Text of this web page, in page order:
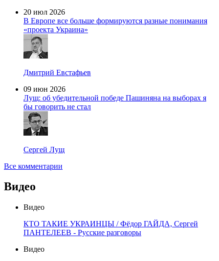
20 июл 2026
В Европе все больше формируются разные понимания
«проекта Украина»
Дмитрий Евстафьев
09 июн 2026
Лущ: об убедительной победе Пашиняна на выборах я
бы говорить не стал
Сергей Лущ
Все комментарии
Видео
Видео
КТО ТАКИЕ УКРАИНЦЫ / Фёдор ГАЙДА, Сергей
ПАНТЕЛЕЕВ - Русские разговоры
Видео